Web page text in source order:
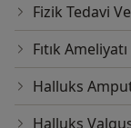
Fizik Tedavi
Fıtık Ameliyatı
Halluks
Halluks